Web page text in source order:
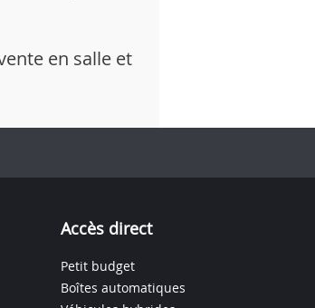
en salle et
Accès direct
Petit budget
Boîtes automatiques